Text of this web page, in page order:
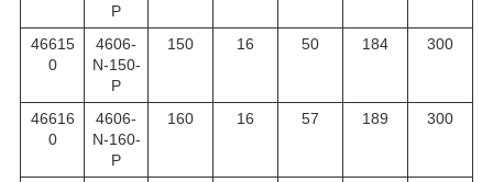
P
46615
0
4606-
N-150-
P
150 16 50 184 300
46616
0
4606-
N-160-
P
160 16 57 189 300